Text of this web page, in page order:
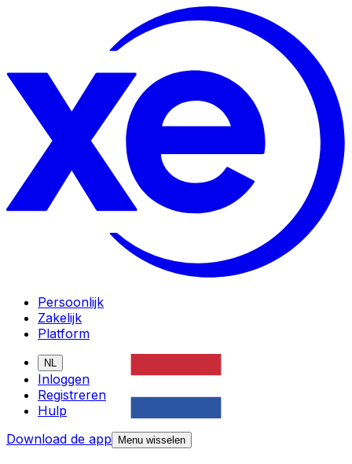
Persoonlijk
Zakelijk
Platform
NL
Inloggen
Registreren
Hulp
Download de app
Menu wisselen